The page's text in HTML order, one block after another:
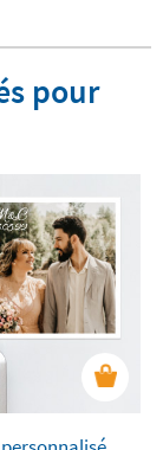
pour